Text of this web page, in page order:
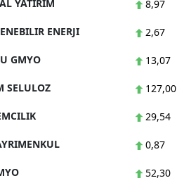
YATIRIM 8,97
ENERJI 2,67
GMYO 13,07
SELULOZ 127,00
29,54
0,87
52,30